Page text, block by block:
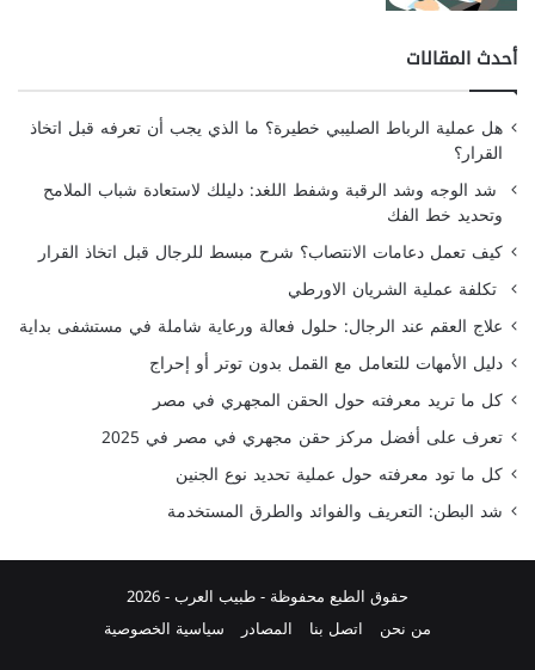
أحدث المقالات
هل عملية الرباط الصليبي خطيرة؟ ما الذي يجب أن تعرفه قبل اتخاذ
القرار؟
شد الوجه وشد الرقبة وشفط اللغد: دليلك لاستعادة شباب الملامح
وتحديد خط الفك
كيف تعمل دعامات الانتصاب؟ شرح مبسط للرجال قبل اتخاذ القرار
تكلفة عملية الشريان الاورطي
علاج العقم عند الرجال: حلول فعالة ورعاية شاملة في مستشفى بداية
دليل الأمهات للتعامل مع القمل بدون توتر أو إحراج
كل ما تريد معرفته حول الحقن المجهري في مصر
تعرف على أفضل مركز حقن مجهري في مصر في 2025
كل ما تود معرفته حول عملية تحديد نوع الجنين
شد البطن: التعريف والفوائد والطرق المستخدمة
حقوق الطبع محفوظة -طبيب العرب- 2026
من نحن
اتصل بنا المصادر سياسية الخصوصية